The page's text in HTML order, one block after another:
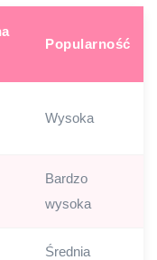
Popularność
Wysoka
Bardzo
wysoka
Średnia